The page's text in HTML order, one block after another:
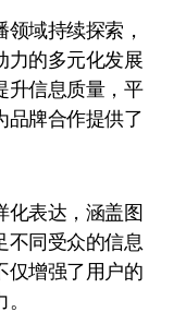
力的多元化发展
升信息质量，平
品牌合作提供了
化表达，涵盖图
不同受众的信息
仅增强了用户的